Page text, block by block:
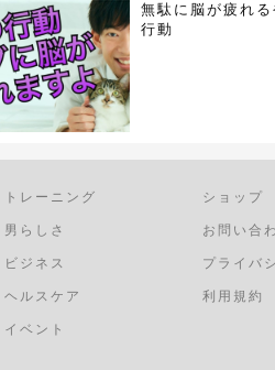
無駄に脳が疲れ
行動
トレーニング
男らしさ
ビジネス
ヘルスケア
イベント
ショップ
お問い合
プライバ
利用規約